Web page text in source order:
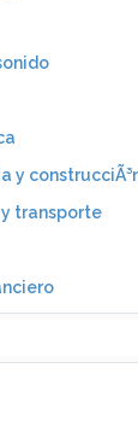
y
transporte